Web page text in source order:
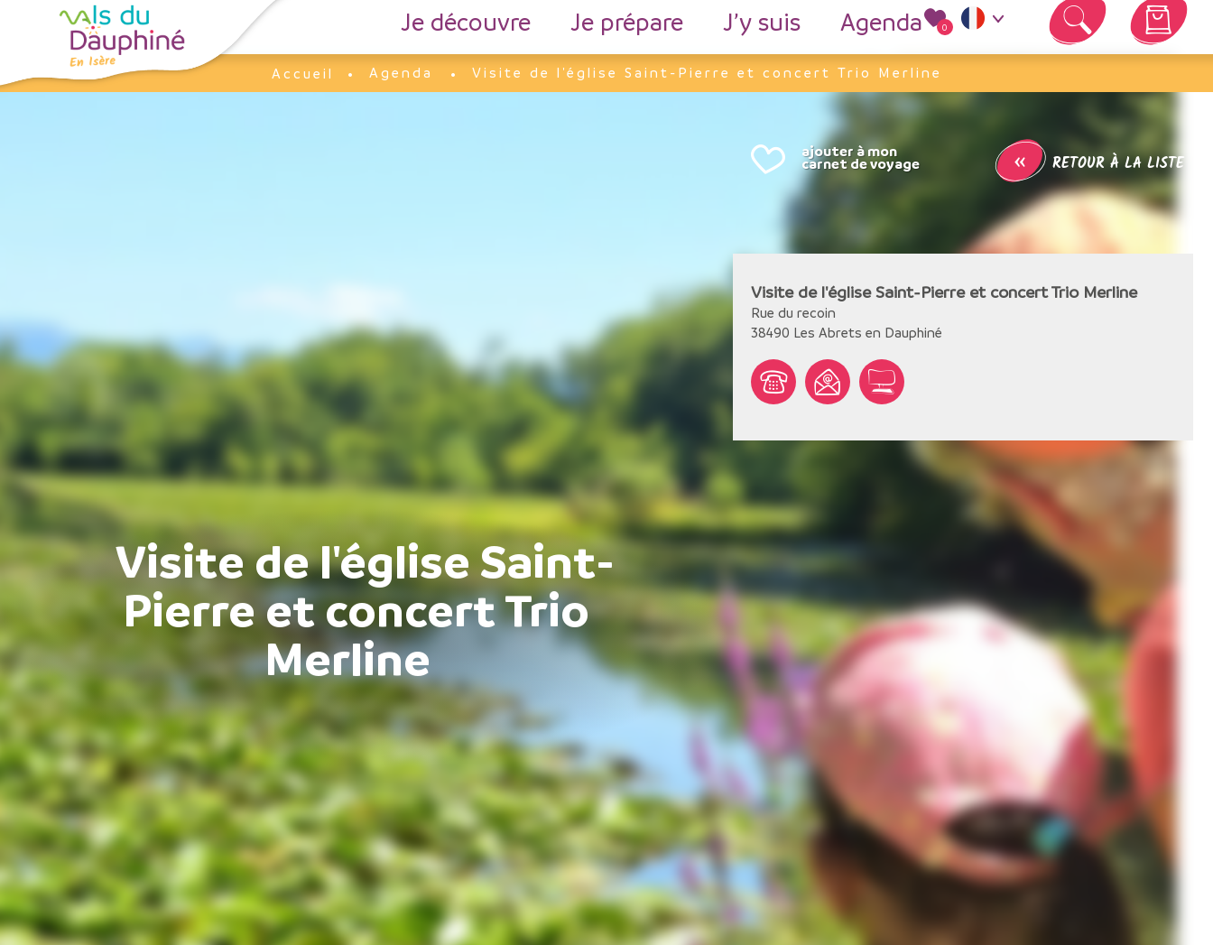
Je découvre Je prépare J’y suis Agenda 0
Votre panier est vide
Accueil
Agenda Visite de l'église Saint-Pierre et concert Trio Merline
Visite de l'église Saint-
Pierre et concert Trio
Merline
« RETOUR À LA LISTE
Visite de l'église Saint-Pierre et concert Trio Merline
Rue du recoin
38490 Les Abrets en Dauphiné
Panneau de gestion des cookies